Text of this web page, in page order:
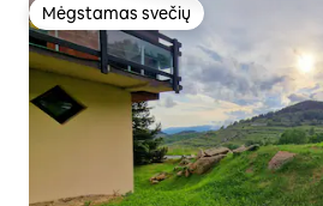
Mėgstamas svečių
Mėgstamas svečių